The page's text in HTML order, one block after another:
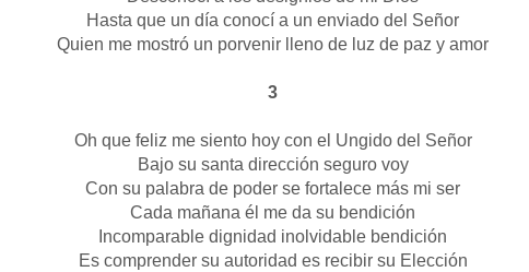
Hasta que un día conocí a un enviado del Señor
Quien me mostró un porvenir lleno de luz de paz y amor
3
Oh que feliz me siento hoy con el Ungido del Señor
Bajo su santa dirección seguro voy
Con su palabra de poder se fortalece más mi ser
Cada mañana él me da su bendición
Incomparable dignidad inolvidable bendición
Es comprender su autoridad es recibir su Elección